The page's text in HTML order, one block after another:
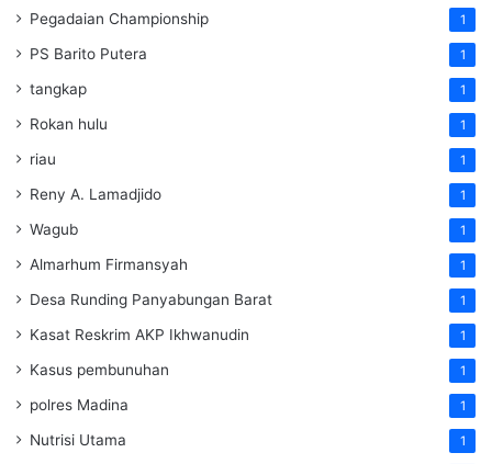
Pegadaian Championship 1
PS Barito Putera 1
tangkap 1
Rokan hulu 1
riau 1
Reny A. Lamadjido 1
Wagub 1
Almarhum Firmansyah 1
Desa Runding Panyabungan Barat 1
Kasat Reskrim AKP Ikhwanudin 1
Kasus pembunuhan 1
polres Madina 1
Nutrisi Utama 1